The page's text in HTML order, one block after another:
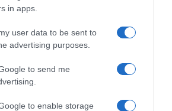
in apps.
user data to be sent to
advertising purposes.
to send me
to enable storage